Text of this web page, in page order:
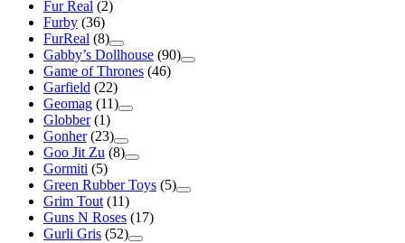
Fur Real (2)
Furby (36)
FurReal (8)
Gabby’s Dollhouse (90)
Game of Thrones (46)
Garfield (22)
Geomag (11)
Globber (1)
Gonher (23)
Goo Jit Zu (8)
Gormiti (5)
Green Rubber Toys (5)
Grim Tout (11)
Guns N Roses (17)
Gurli Gris (52)